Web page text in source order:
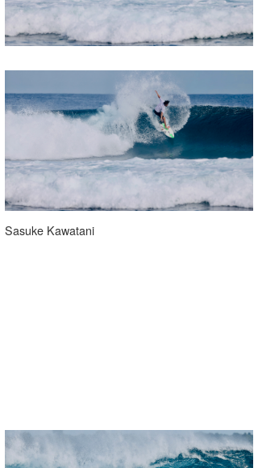
Sasuke Kawatani